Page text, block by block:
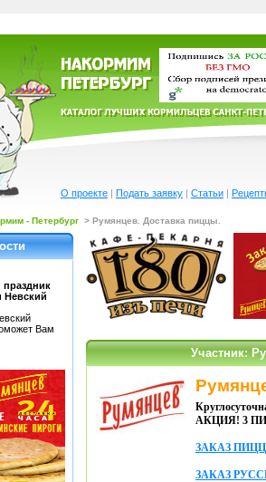
Участник:
АКЦИЯ! 3
ЗАКАЗ
ЗАКАЗ
Невский
Вам
О проекте | Подать заявку | Статьи |
- Петербург > Румянцев. Доставка пиццы.